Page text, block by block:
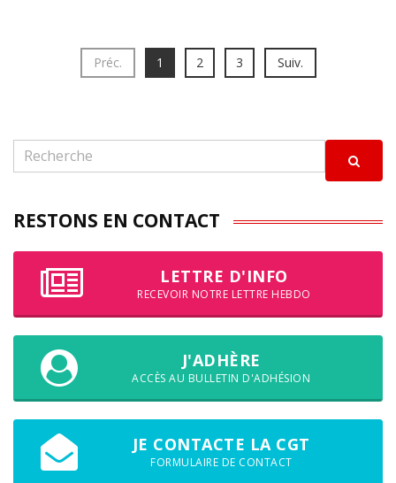
Préc. 1 2 3 Suiv.
RESTONS EN CONTACT
LETTRE D'INFO
RECEVOIR NOTRE LETTRE HEBDO
J'ADHÈRE
ACCÈS AU BULLETIN D'ADHÉSION
JE CONTACTE LA CGT
FORMULAIRE DE CONTACT